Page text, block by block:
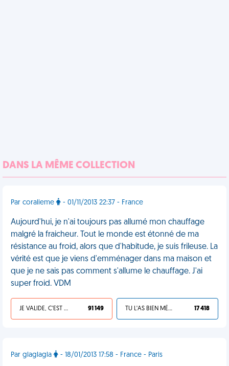
DANS LA MÊME COLLECTION
Par coralieme - 01/11/2013 22:37 - France
Aujourd'hui, je n'ai toujours pas allumé mon chauffage
malgré la fraicheur. Tout le monde est étonné de ma
résistance au froid, alors que d'habitude, je suis frileuse. La
vérité est que je viens d'emménager dans ma maison et
que je ne sais pas comment s'allume le chauffage. J'ai
super froid. VDM
JE VALIDE, C'EST UNE VDM 91 149 TU L'AS BIEN MÉRITÉ 17 418
Par glaglagla - 18/01/2013 17:58 - France - Paris